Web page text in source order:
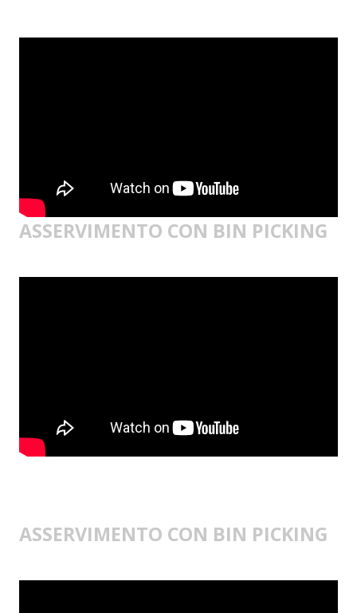
ASSERVIMENTO CON BIN PICKING
ASSERVIMENTO CON BIN PICKING